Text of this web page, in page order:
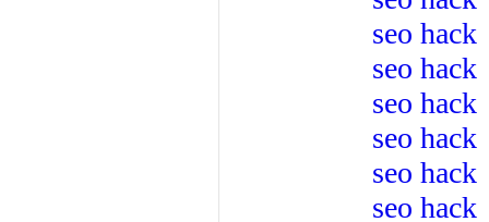
seo hack
seo hack
seo hack
seo hack
seo hack
seo hack